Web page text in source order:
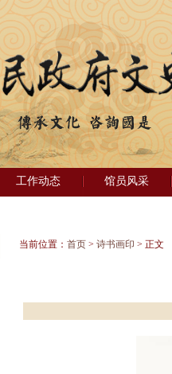
工作动态 馆员风采
当前位置： 首页 > 诗书画印 > 正文